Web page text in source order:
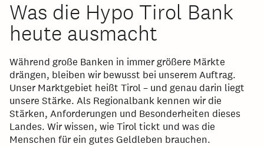
Was die Hypo Tirol Bank
heute ausmacht
Während große Banken in immer größere Märkte
drängen, bleiben wir bewusst bei unserem Auftrag.
Unser Marktgebiet heißt Tirol – und genau darin liegt
unsere Stärke. Als Regionalbank kennen wir die
Stärken, Anforderungen und Besonderheiten dieses
Landes. Wir wissen, wie Tirol tickt und was die
Menschen für ein gutes Geldleben brauchen.